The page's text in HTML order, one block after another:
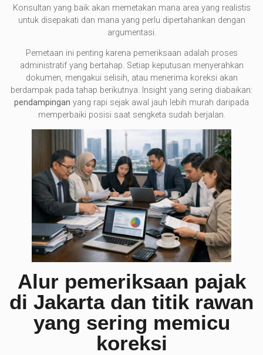
Konsultan yang baik akan memetakan mana area yang realistis
untuk disepakati dan mana yang perlu dipertahankan dengan
argumentasi.
Pemetaan ini penting karena pemeriksaan adalah proses
administratif yang bertahap. Setiap keputusan menyerahkan
dokumen, mengakui selisih, atau menerima koreksi akan
berdampak pada tahap berikutnya. Insight yang sering diabaikan:
pendampingan yang rapi sejak awal jauh lebih murah daripada
memperbaiki posisi saat sengketa sudah berjalan.
Alur pemeriksaan pajak
di Jakarta dan titik rawan
yang sering memicu
koreksi